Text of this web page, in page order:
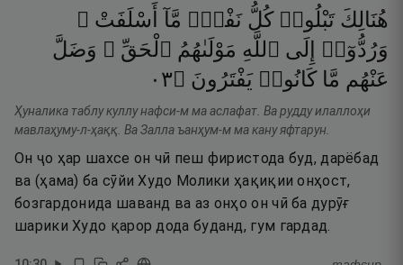
هُنَالِكَ تَبْلُوا۟ كُلُّ نَفْسٍۢ مَّآ
أَسْلَفَتْ ۚ
وَرُدُّوٓا۟
إِلَى ٱللَّهِ مَوْلَىٰهُمُ ٱلْحَقِّ ۖ وَضَلَّ
عَنْهُم مَّا كَانُوا۟ يَفْتَرُونَ ۝٣٠
Ҳуналика таблу куллу нафси-м ма аслафат. Ва рудду илаллоҳи
мавлаҳуму-л-ҳаққ. Ва Залла ъанҳум-м ма кану яфтарун.
Он ҷо ҳар шахсе он чӣ пеш фиристода буд, дарёбад
ва (ҳама) ба сӯйи Худо Молики ҳақиқии онҳост,
бозгардонида шаванд ва аз онҳо он чӣ ба дурӯғ
шарики Худо қарор дода буданд, гум гардад.